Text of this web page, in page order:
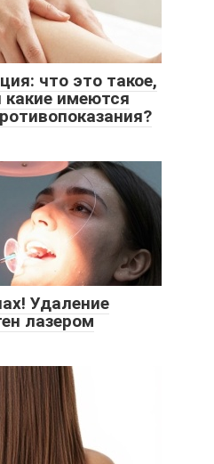
что это такое,
какие имеются
Удаление
лазером